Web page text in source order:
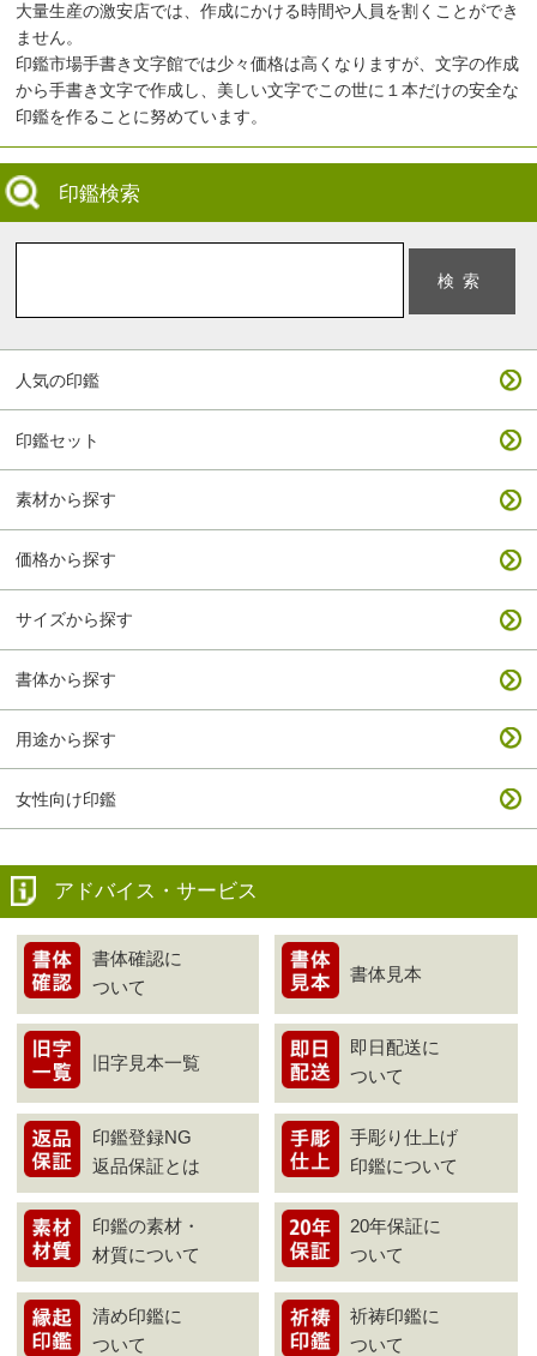
大量生産の激安店では、作成にかける時間や人員を割くことができ
ません。
印鑑市場手書き文字館では少々価格は高くなりますが、文字の作成
から手書き文字で作成し、美しい文字でこの世に１本だけの安全な
印鑑を作ることに努めています。
印鑑検索
人気の印鑑
印鑑セット
素材から探す
価格から探す
サイズから探す
書体から探す
用途から探す
女性向け印鑑
アドバイス・サービス
書体確認に
ついて
書体見本
旧字見本一覧
即日配送に
ついて
印鑑登録NG
返品保証とは
手彫り仕上げ
印鑑について
印鑑の素材・
材質について
20年保証に
ついて
清め印鑑に
ついて
祈祷印鑑に
ついて